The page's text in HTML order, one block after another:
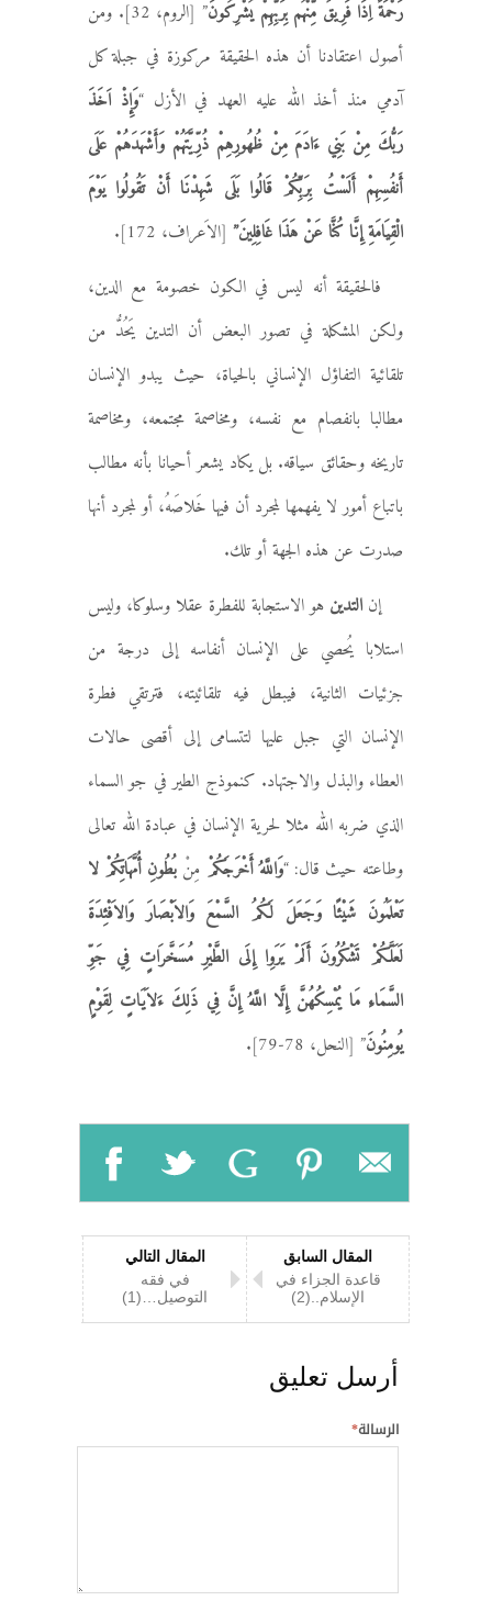
رَحْمَةً اِذَا فَرِيقٌ مِّنْهُم بِرَبِّهِمْ يُشْرِكُونَ
” [الروم، 32]. ومن
أصول اعتقادنا أن هذه الحقيقة مركوزة في جبلة كل
آدمي منذ أخذ الله عليه العهد في الأزل “وَإِذْ اَخَذَ
رَبُّكَ مِنْ بَنِي ءَادَمَ مِنْ ظُهُورِهِمْ ذُرِّيَّتَهُمْ وَأَشْهَدَهُمْ عَلَى
أَنفُسِهِمْ أَلَسْتُ بِرَبِّكُمْ قَالُوا بَلَى شَهِدْنَا أَنْ تَقُولُوا يَوْمَ
الْقِيَامَةِ إِنَّا كُنَّا عَنْ هَذَا غَافِلِينَ” [الاَعراف، 172].
فالحقيقة أنه ليس في الكون خصومة مع الدين،
ولكن المشكلة في تصور البعض أن التدين يَحُدُّ من
تلقائية التفاؤل الإنساني بالحياة، حيث يبدو الإنسان
مطالبا بانفصام مع نفسه، ومخاصمة مجتمعه، ومخاصمة
تاريخه وحقائق سياقه. بل يكاد يشعر أحيانا بأنه مطالب
باتباع أمور لا يفهمها لمجرد أن فيها خَلاصَهُ، أو لمجرد أنها
صدرت عن هذه الجهة أو تلك.
إن التدين هو الاستجابة للفطرة عقلا وسلوكا، وليس
استلابا يُحصي على الإنسان أنفاسه إلى درجة من
جزئيات الثانية، فيبطل فيه تلقائيته، فترتقي فطرة
الإنسان التي جبل عليها لتتسامى إلى أقصى حالات
العطاء والبذل والاجتهاد. كنموذج الطير في جو السماء
الذي ضربه الله مثلا لحرية الإنسان في عبادة الله تعالى
وطاعته حيث قال: “وَاللَّهُ أَخْرَجَكُمْ مِنْ بُطُونِ أُمَّهَاتِكُمْ لا
تَعْلَمُونَ شَيْئًا وَجَعَلَ لَكُمُ السَّمْعَ وَالاَبْصَارَ وَالاَفْئِدَةَ
لَعَلَّكُمْ تَشْكُرُونَأَلَمْ يَرَوِا إِلَى الطَّيْرِ مُسَخَّرَاتٍ فِي جَوِّ
السَّمَاءِ مَا يُمْسِكُهُنَّ إِلَّا اللَّهُ إِنَّ فِي ذَلِكَ ءَلاَيَاتٍ لِقَوْمٍ
يُومِنُونَ” [النحل، 78-79].
المقال السابق
قاعدة الجزاء في
الإسلام..(2)
المقال التالي
في فقه
التوصيل…(1)
أرسل تعليق
الرسالة*